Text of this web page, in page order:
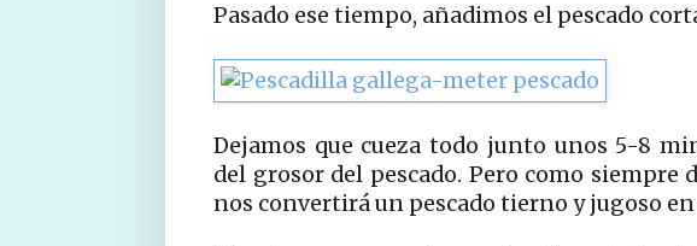
Pasado ese tiempo, añadimos el pescado
Dejamos que cueza todo junto unos 5-8
del grosor del pescado. Pero como siempre
nos convertirá un pescado tierno y jugoso en